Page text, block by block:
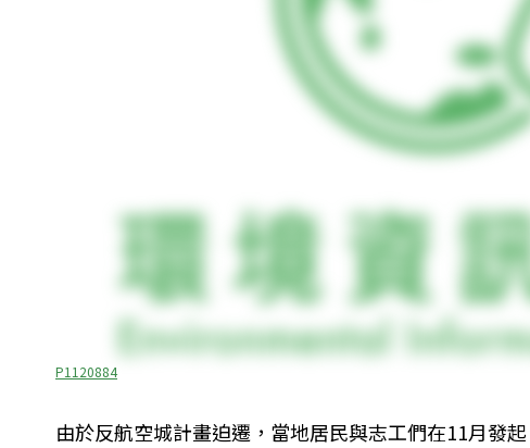
P1120884
由於反航空城計畫迫遷，當地居民與志工們在11月發